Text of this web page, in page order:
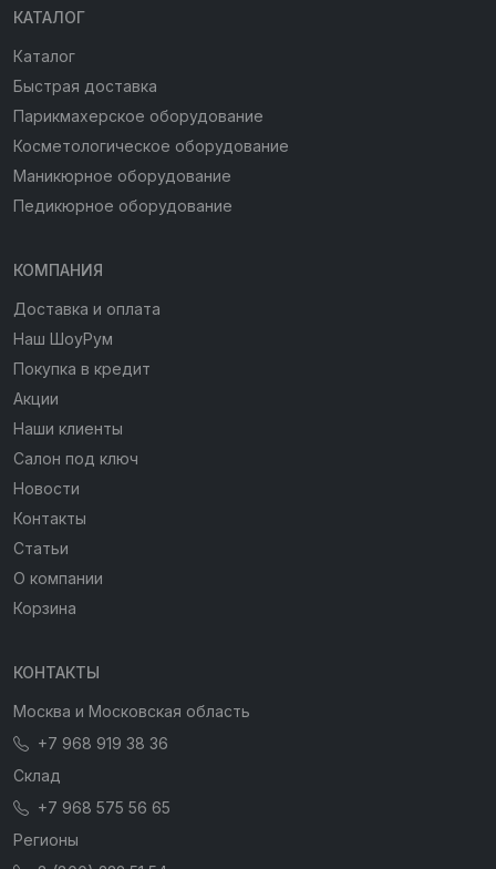
КАТАЛОГ
Каталог
Быстрая доставка
Парикмахерское оборудование
Косметологическое оборудование
Маникюрное оборудование
Педикюрное оборудование
КОМПАНИЯ
Доставка и оплата
Наш ШоуРум
Покупка в кредит
Акции
Наши клиенты
Салон под ключ
Новости
Контакты
Статьи
О компании
Корзина
КОНТАКТЫ
Москва и Московская область
+7 968 919 38 36
Склад
+7 968 575 56 65
Регионы